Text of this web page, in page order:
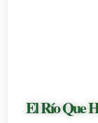
El Río Que